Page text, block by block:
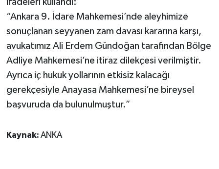
ifadeleri kullandı:
“Ankara 9. İdare Mahkemesi’nde aleyhimize
sonuçlanan seyyanen zam davası kararına karşı,
avukatımız Ali Erdem Gündoğan tarafından Bölge
Adliye Mahkemesi’ne itiraz dilekçesi verilmiştir.
Ayrıca iç hukuk yollarının etkisiz kalacağı
gerekçesiyle Anayasa Mahkemesi’ne bireysel
başvuruda da bulunulmuştur.”
Kaynak: ANKA